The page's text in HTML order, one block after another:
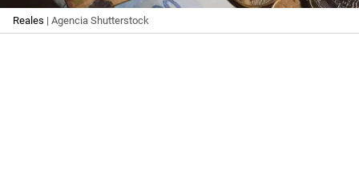
Reales | Agencia Shutterstock